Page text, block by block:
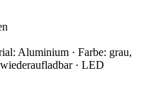
Aluminium · Farbe: grau,
· LED